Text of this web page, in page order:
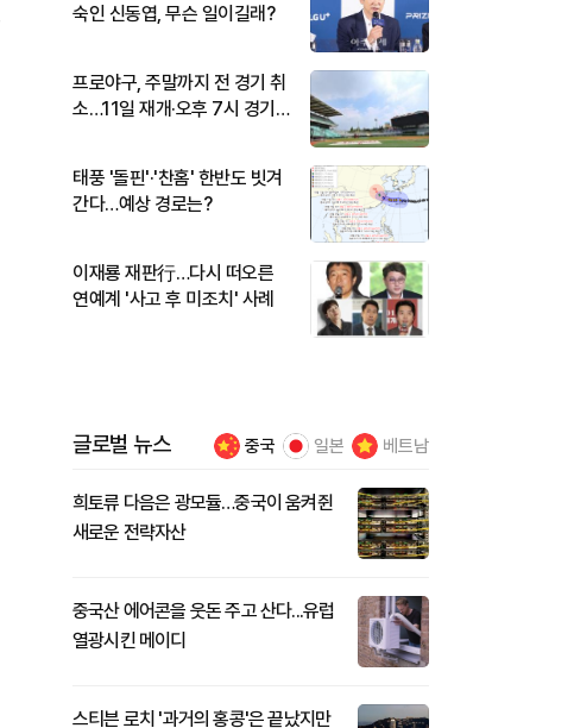
숙인 신동엽, 무슨 일이길래?
프로야구, 주말까지 전 경기 취
소…11일 재개·오후 7시 경기
태풍 '돌핀'·'찬홈' 한반도 빗겨
간다…예상 경로는?
이재룡 재판行…다시 떠오른
연예계 '사고 후 미조치' 사례
글로벌 뉴스 중국 일본 베트남
희토류 다음은 광모듈…중국이 움켜쥔
새로운 전략자산
중국산 에어콘을 웃돈 주고 산다...유럽
열광시킨 메이디
스티븐 로치 '과거의 홍콩'은 끝났지만